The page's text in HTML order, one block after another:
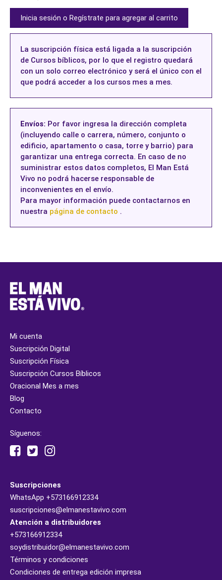
Inicia sesión o Regístrate para agregar al carrito
La suscripción física está ligada a la suscripción
de Cursos bíblicos, por lo que el registro quedará
con un solo correo electrónico y será el único con el
que podrá acceder a los cursos mes a mes.
Envíos: Por favor ingresa la dirección completa
(incluyendo calle o carrera, número, conjunto o
edificio, apartamento o casa, torre y barrio) para
garantizar una entrega correcta. En caso de no
suministrar estos datos completos, El Man Está
Vivo no podrá hacerse responsable de
inconvenientes en el envío.
Para mayor información puede contactarnos en
nuestra página de contacto .
Mi cuenta
Suscripción Digital
Suscripción Física
Suscripción Cursos Bíblicos
Oracional Mes a mes
Blog
Contacto
Síguenos:
Suscripciones
WhatsApp +573166912334
suscripciones@elmanestavivo.com
Atención a distribuidores
+573166912334
soydistribuidor@elmanestavivo.com
Términos y condiciones
Condiciones de entrega edición impresa